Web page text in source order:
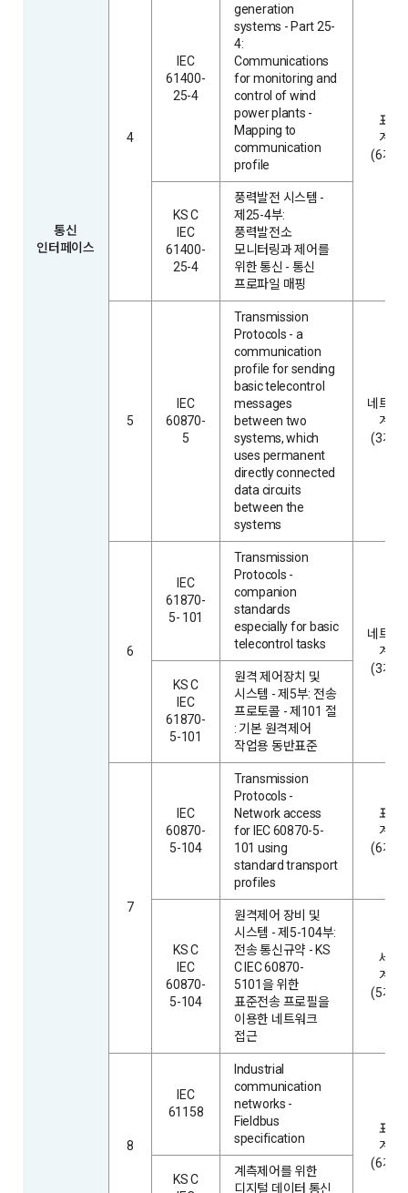
통신
인터페이스
4
IEC
61400-
25-4
generation
systems - Part 25-
4:
Communications
for monitoring and
control of wind
power plants -
Mapping to
communication
profile
표현
계층
(6계층
KS C
IEC
61400-
25-4
풍력발전 시스템 -
제25-4부:
풍력발전소
모니터링과 제어를
위한 통신 - 통신
프로파일 매핑
5
IEC
60870-
5
Transmission
Protocols - a
communication
profile for sending
basic telecontrol
messages
between two
systems, which
uses permanent
directly connected
data circuits
between the
systems
네트워
계층
(3계층
6
IEC
61870-
5- 101
Transmission
Protocols -
companion
standards
especially for basic
telecontrol tasks
네트워
계층
(3계층
KS C
IEC
61870-
5-101
원격 제어장치 및
시스템 - 제5부: 전송
프로토콜 - 제101 절
: 기본 원격제어
작업용 동반표준
7
IEC
60870-
5-104
Transmission
Protocols -
Network access
for IEC 60870-5-
101 using
standard transport
profiles
표현
계층
(6계층
KS C
IEC
60870-
5-104
원격제어 장비 및
시스템 - 제5-104부:
전송 통신규약 - KS
C IEC 60870-
5101을 위한
표준전송 프로필을
이용한 네트워크
접근
세션
계층
(5계층
8
IEC
61158
Industrial
communication
networks -
Fieldbus
specification
표현
계층
(6계층
KS C
계측제어를 위한
디지털 데이터 통신